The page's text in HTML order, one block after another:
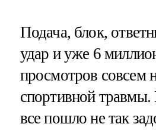
Подача, блок,
удар и уже 6
просмотров совсем
спортивной травмы.
все пошло не так